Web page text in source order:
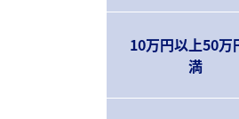
10万円以上50万
満